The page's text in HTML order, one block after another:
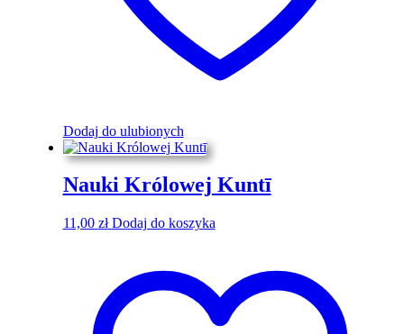
Dodaj do ulubionych
Nauki Królowej Kuntī
11,00 zł Dodaj do koszyka